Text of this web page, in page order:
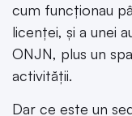
cum funcționau
licenței, și a unei
ONJN, plus un
activității.
Dar ce este un